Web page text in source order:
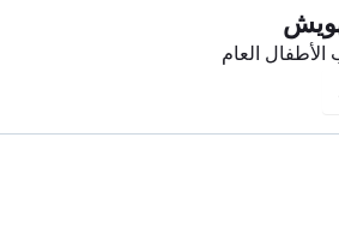
العام